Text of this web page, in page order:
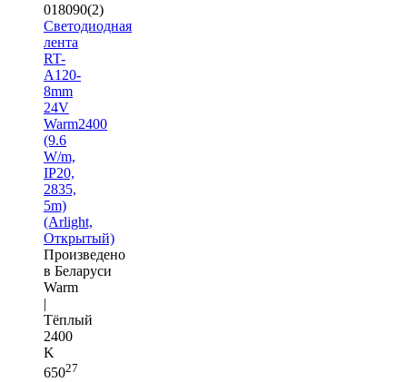
018090(2)
Светодиодная
лента
RT-
A120-
8mm
24V
Warm2400
(9.6
W/m,
IP20,
2835,
5m)
(Arlight,
Открытый)
Произведено
в Беларуси
Warm
|
Тёплый
2400
K
65027